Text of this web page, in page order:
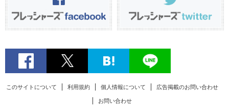
このサイトについて 利用規約 個人情報について 広告掲載のお問い合わせ
お問い合わせ